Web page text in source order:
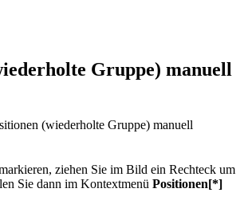
Gruppe) manuell
(wiederholte Gruppe) manuell
ziehen Sie im Bild ein Rechteck um
Sie dann im Kontextmenü Positionen[*]